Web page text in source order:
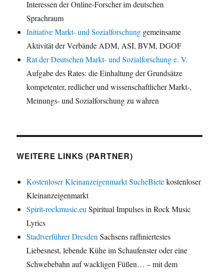
Interessen der Online-Forscher im deutschen
Sprachraum
Initiative Markt- und Sozialforschung gemeinsame
Aktivität der Verbände ADM, ASI, BVM, DGOF
Rat der Deutschen Markt- und Sozialforschung e. V.
Aufgabe des Rates: die Einhaltung der Grundsätze
kompetenter, redlicher und wissenschaftlicher Markt-,
Meinungs- und Sozialforschung zu wahren
WEITERE LINKS (PARTNER)
Kostenloser Kleinanzeigenmarkt SucheBietekostenloser
Kleinanzeigenmarkt
Spirit-rockmusic.euSpiritual Impulses in Rock Music
Lyrics
Stadtverführer DresdenSachsens raffiniertestes
Liebesnest, lebende Kühe im Schaufenster oder eine
Schwebebahn auf wackligen Füßen… – mit dem